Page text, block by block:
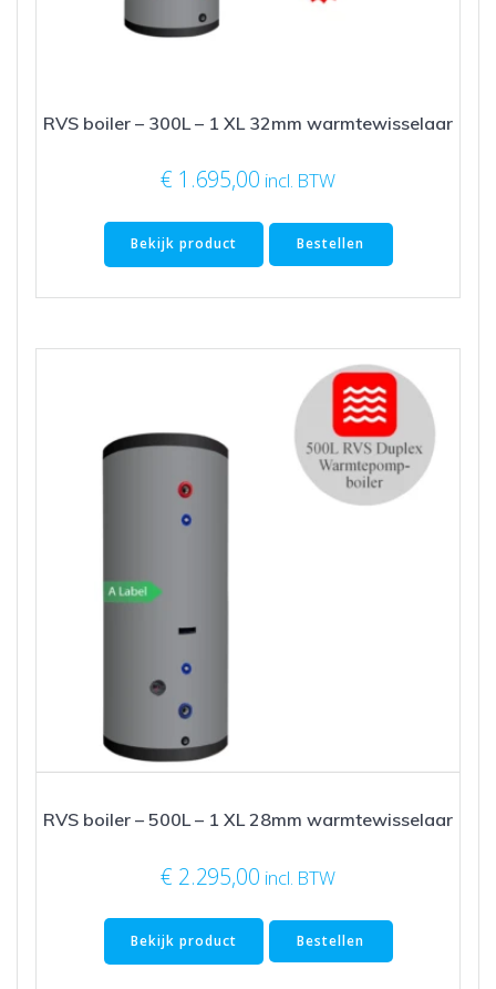
RVS boiler – 300L – 1 XL 32mm warmtewisselaar
€ 1.695,00 incl. BTW
Bekijk product Bestellen
RVS boiler – 500L – 1 XL 28mm warmtewisselaar
€ 2.295,00 incl. BTW
Bekijk product Bestellen